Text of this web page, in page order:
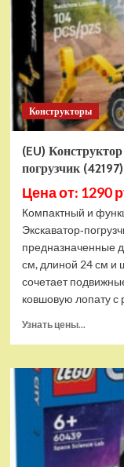
ВМЕСТЕ
в
R4
Конструкторы
(EU)
погрузчик (42197)
Цена от: 1290
Компактный и
предназначенные
см, длиной 24 см и
сочетает
ковшовую лопату
Узнать цены...
(EU)
LEGO
Technic
(42197)